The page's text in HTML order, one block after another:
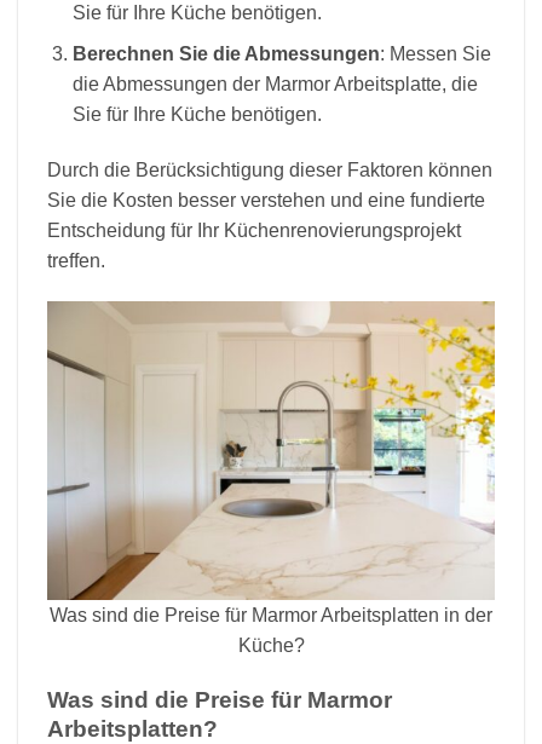
Sie für Ihre Küche benötigen.
Berechnen Sie die Abmessungen: Messen Sie
die Abmessungen der Marmor Arbeitsplatte, die
Sie für Ihre Küche benötigen.
Durch die Berücksichtigung dieser Faktoren können
Sie die Kosten besser verstehen und eine fundierte
Entscheidung für Ihr Küchenrenovierungsprojekt
treffen.
Was sind die Preise für Marmor Arbeitsplatten in der
Küche?
Was sind die Preise für Marmor
Arbeitsplatten?